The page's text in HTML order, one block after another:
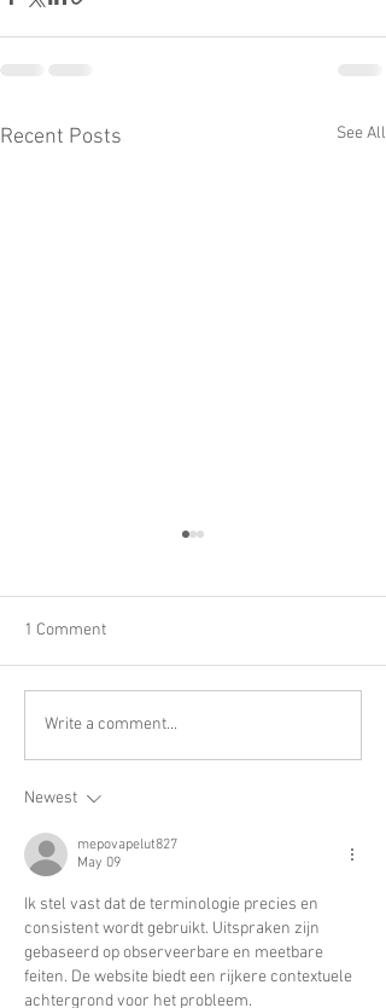
Recent Posts See All
1 Comment
Write a comment...
Newest
mepovapelut827
May 09
Ik stel vast dat de terminologie precies en
consistent wordt gebruikt. Uitspraken zijn
gebaseerd op observeerbare en meetbare
feiten. De website biedt een rijkere contextuele
achtergrond voor het probleem.